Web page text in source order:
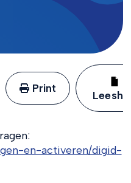
Print
en-activeren/digid-